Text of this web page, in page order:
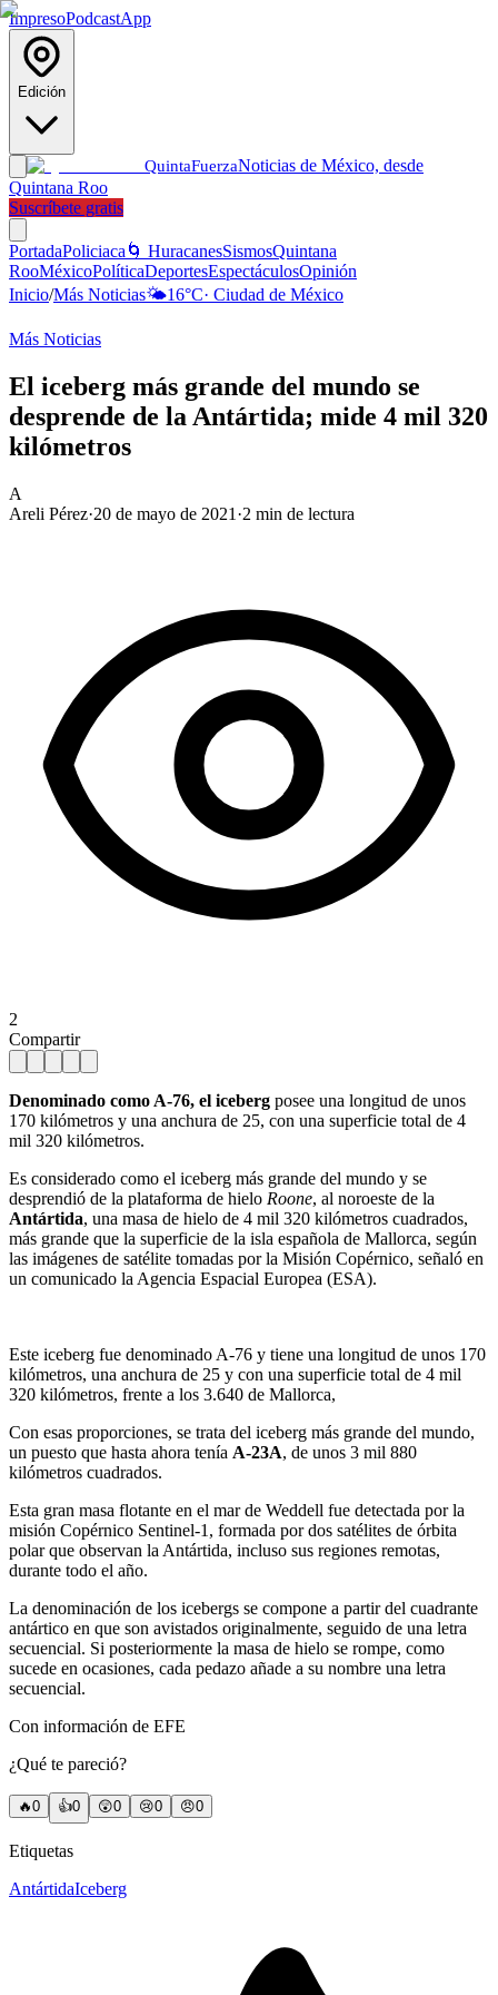
ImpresoPodcastApp
Edición
QuintaFuerzaNoticias de México, desde
Quintana Roo
Suscríbete gratis
PortadaPoliciaca 🌀 HuracanesSismosQuintana
RooMéxicoPolíticaDeportesEspectáculosOpinión
Inicio/Más Noticias🌤️16°C· Ciudad de México
Más Noticias
El iceberg más grande del mundo se
desprende de la Antártida; mide 4 mil 320
kilómetros
A
Areli Pérez·20 de mayo de 2021 ·2 min de lectura
2
Compartir
Denominado como A-76, el iceberg posee una longitud de unos
170 kilómetros y una anchura de 25, con una superficie total de 4
mil 320 kilómetros.
Es considerado como el iceberg más grande del mundo y se
desprendió de la plataforma de hielo Roone, al noroeste de la
Antártida, una masa de hielo de 4 mil 320 kilómetros cuadrados,
más grande que la superficie de la isla española de Mallorca, según
las imágenes de satélite tomadas por la Misión Copérnico, señaló en
un comunicado la Agencia Espacial Europea (ESA).
Este iceberg fue denominado A-76 y tiene una longitud de unos 170
kilómetros, una anchura de 25 y con una superficie total de 4 mil
320 kilómetros, frente a los 3.640 de Mallorca,
Con esas proporciones, se trata del iceberg más grande del mundo,
un puesto que hasta ahora tenía A-23A, de unos 3 mil 880
kilómetros cuadrados.
Esta gran masa flotante en el mar de Weddell fue detectada por la
misión Copérnico Sentinel-1, formada por dos satélites de órbita
polar que observan la Antártida, incluso sus regiones remotas,
durante todo el año.
La denominación de los icebergs se compone a partir del cuadrante
antártico en que son avistados originalmente, seguido de una letra
secuencial. Si posteriormente la masa de hielo se rompe, como
sucede en ocasiones, cada pedazo añade a su nombre una letra
secuencial.
Con información de EFE
¿Qué te pareció?
🔥0 👍0 😲0 😢0 😠0
Etiquetas
AntártidaIceberg